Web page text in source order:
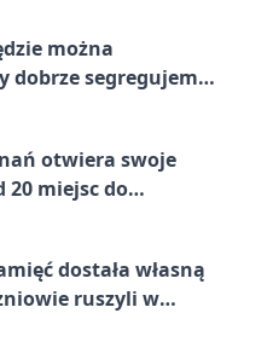
można
dobrze segregujemy
otwiera swoje
20 miejsc do
dostała własną
ruszyli w